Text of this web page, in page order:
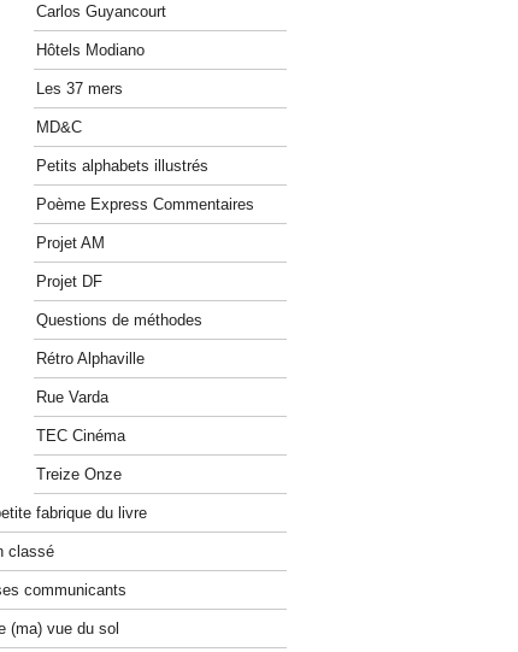
Carlos Guyancourt
Hôtels Modiano
Les 37 mers
MD&C
Petits alphabets illustrés
Poème Express Commentaires
Projet AM
Projet DF
Questions de méthodes
Rétro Alphaville
Rue Varda
TEC Cinéma
Treize Onze
fabrique du livre
classé
communicants
(ma) vue du sol